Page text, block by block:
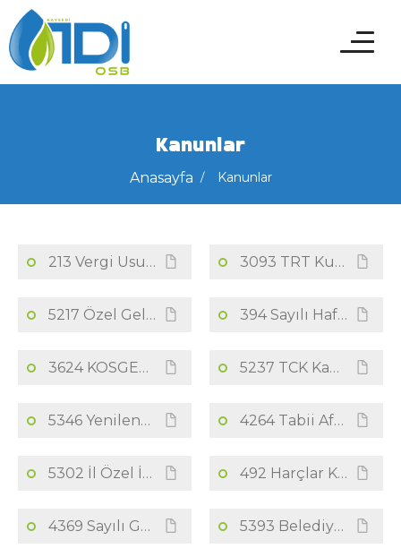
Kanunlar
Anasayfa Kanunlar
213 Vergi Usul Kanunu 3093 TRT Kurumu Gelirleri Kanunu
5217 Özel Gelir Ve Özel Ödeneklerin Düzenlenmesi Hakkında Kanun 394 Sayılı Hafta Tatili Kanunu
3624 KOSGEB Kanunu 5237 TCK Kanunu Çevre İmar Kirliliği
5346 Yenilenebilir Enerji Kaynaklarının Elektrik Enerjisi Üretimi Amaçlı Kullanımına İlişkin Kanun 4264 Tabii Afetlerden Zarar Görenlerin Gelir Kurumlar Ve Geçici Vergilerinin Terkini
5302 İl Özel İdaresi Kanunu 492 Harçlar Kanunu
4369 Sayılı Gelir Vergisi Kanunu Ve Kdv Kanunu 5393 Belediye Kanunu